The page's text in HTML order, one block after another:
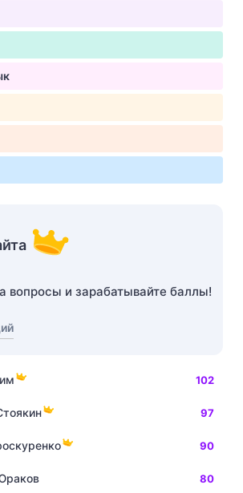
вопросы и зарабатывайте баллы!
102
97
90
80